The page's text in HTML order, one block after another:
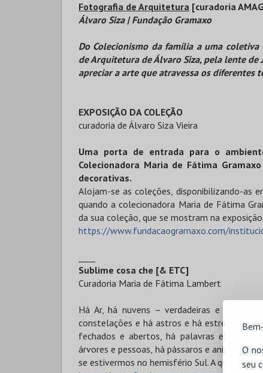
O
seu
Fotografia de Arquitetura [curadoria
Álvaro Siza | Fundação Gramaxo
Do Colecionismo da família a uma
de Arquitetura de Álvaro Siza, pela lente de
apreciar a arte que atravessa os diferentes
EXPOSIÇÃO DA COLEÇÃO
curadoria de Álvaro Siza Vieira
Uma porta de entrada para o
Colecionadora Maria de Fátima
decorativas.
Alojam-se as coleções, disponibilizando-as
quando a colecionadora Maria de Fátima
da sua coleção, que se mostram na
https://www.fundacaogramaxo.com/
Sublime cosa che [& ETC]
Curadoria Maria de Fátima Lambert
Há Ar, há nuvens – verdadeiras e
constelações e há astros e há estrelas, há
fechados e abertos, há palavras escritas
árvores e pessoas, há pássaros e animais
se estivermos no hemisfério Sul. A questão